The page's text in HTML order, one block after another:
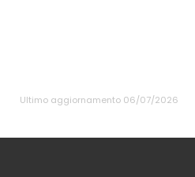
Ultimo aggiornamento 06/07/2026